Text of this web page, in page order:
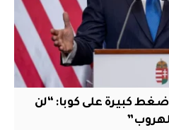
كبيرة على كوبا: “لن